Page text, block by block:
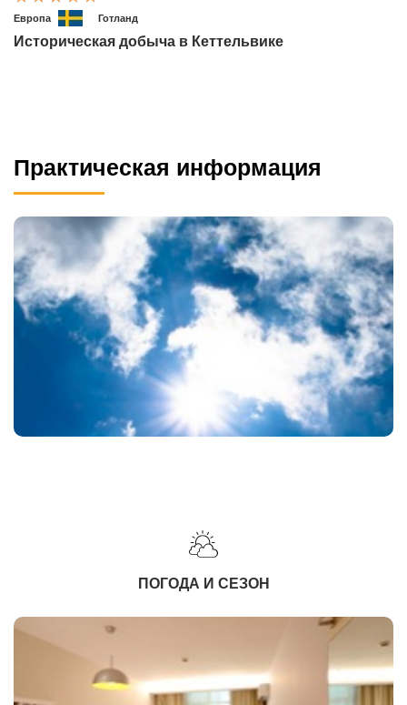
Европа Готланд
Историческая добыча в Кеттельвике
Практическая информация
ПОГОДА И СЕЗОН